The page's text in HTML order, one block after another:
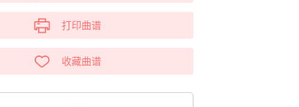
打印曲谱
收藏曲谱